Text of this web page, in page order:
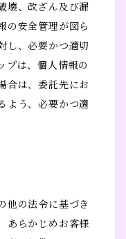
壊、改ざん及び漏
の安全管理が図ら
し、必要かつ適切
プは、個人情報の
合は、委託先にお
よう、必要かつ適
他の法令に基づき
あらかじめお客様